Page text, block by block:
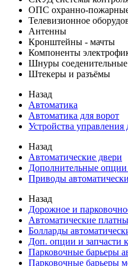
ОПС охранно-
Телевизионное
Антенны
Кронштейны - мачты
Компоненты
Шнуры соеденительные
Штекеры и разъёмы
Назад
Автоматика
Автоматика для ворот
Устройства управления
Назад
Автоматические двери
Дополнительные опции
Приводы
Назад
Дорожное и
Автоматические
Болларды
Доп. опции и запчасти
Парковочные барьеры
Парковочные барьеры